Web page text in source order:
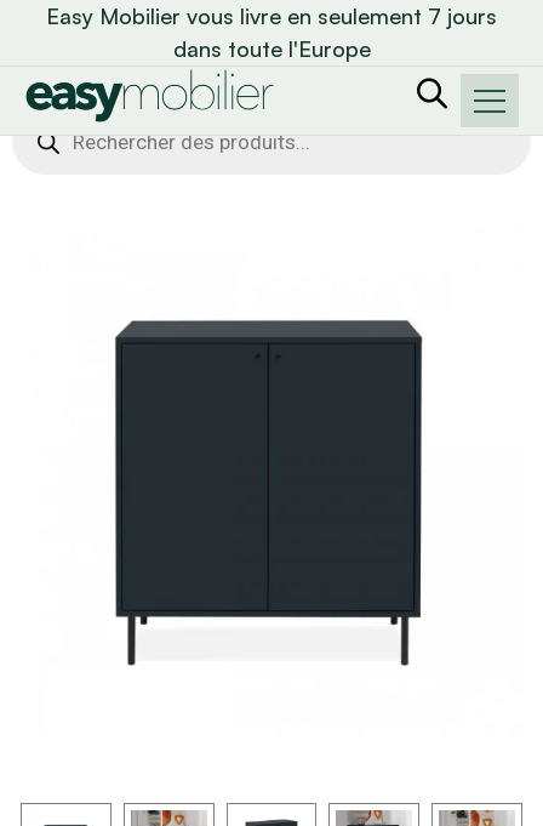
Easy Mobilier vous livre en seulement 7 jours
dans toute l'Europe
Recherche
de